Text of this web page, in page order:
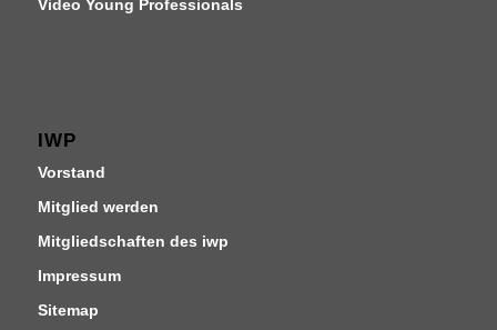
Video Young Professionals
IWP
Vorstand
Mitglied werden
Mitgliedschaften des iwp
Impressum
Sitemap